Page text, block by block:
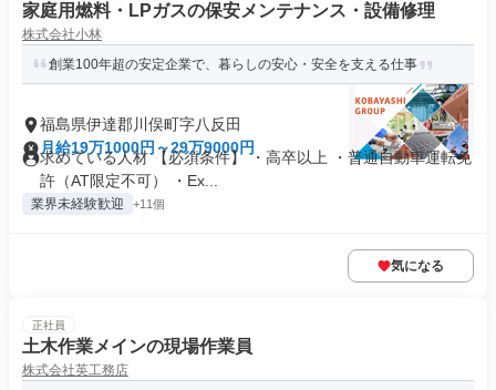
家庭用燃料・LPガスの保安メンテナンス・設備修理
株式会社小林
創業100年超の安定企業で、暮らしの安心・安全を支える仕事
福島県伊達郡川俣町字八反田
月給19万1000円～29万9000円
求めている人材 【必須条件】 ・高卒以上 ・普通自動車運転免
許（AT限定不可） ・Ex...
業界未経験歓迎 +11個
気になる
正社員
土木作業メインの現場作業員
株式会社英工務店